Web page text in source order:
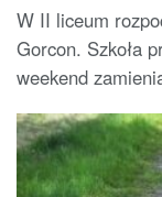
W II liceum
Gorcon. Szkoła
weekend